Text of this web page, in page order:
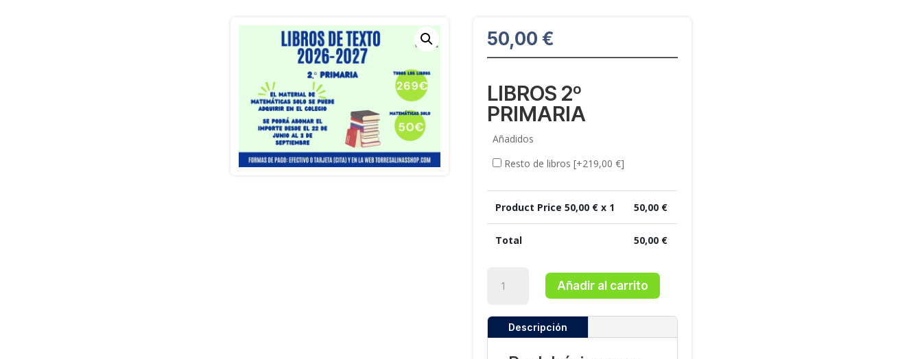
50,00€
LIBROS 2º
PRIMARIA
Añadidos
Resto de libros[+219,00 €]
Product Price50,00 € x 1 50,00 €
Total 50,00 €
cantidad
Añadir al carrito
Descripción